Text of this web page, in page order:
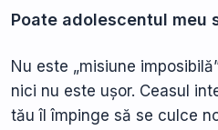
Poate adolescentul meu
Nu este „misiune
nici nu este ușor. Ceasul
tău îl împinge să se culce